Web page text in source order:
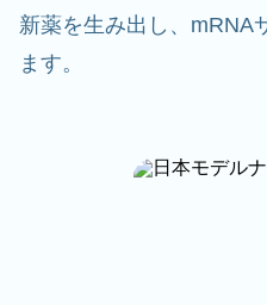
新薬を生み出し、mRNA
ます。